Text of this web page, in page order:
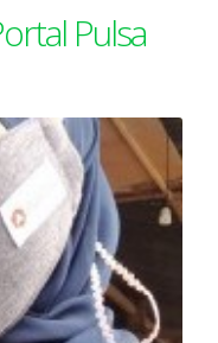
PPOB
Pulsa